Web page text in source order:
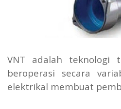
VNT adalah teknologi
beroperasi secara
elektrikal membuat